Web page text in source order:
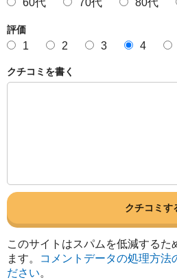
60代
70代 80代
評価
1 2 3 4
クチコミを書く
このサイトはスパムを低減するた
ます。
コメントデータの処理方法
ださい。